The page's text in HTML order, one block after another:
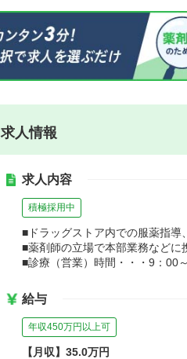
求人情報
求人内容
積極採用中
■ドラッグストア内での服薬指導
■薬剤師の立場で本部業務などに
■診療（営業）時間・・・9：00
給与
年収450万円以上可
【月収】35.0万円